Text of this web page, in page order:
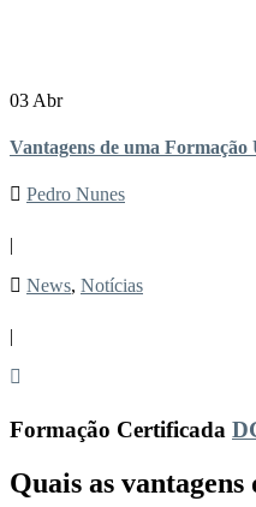
03 Abr
Vantagens de uma
Pedro Nunes
|
News, Notícias
|
Formação Certificada
Quais as